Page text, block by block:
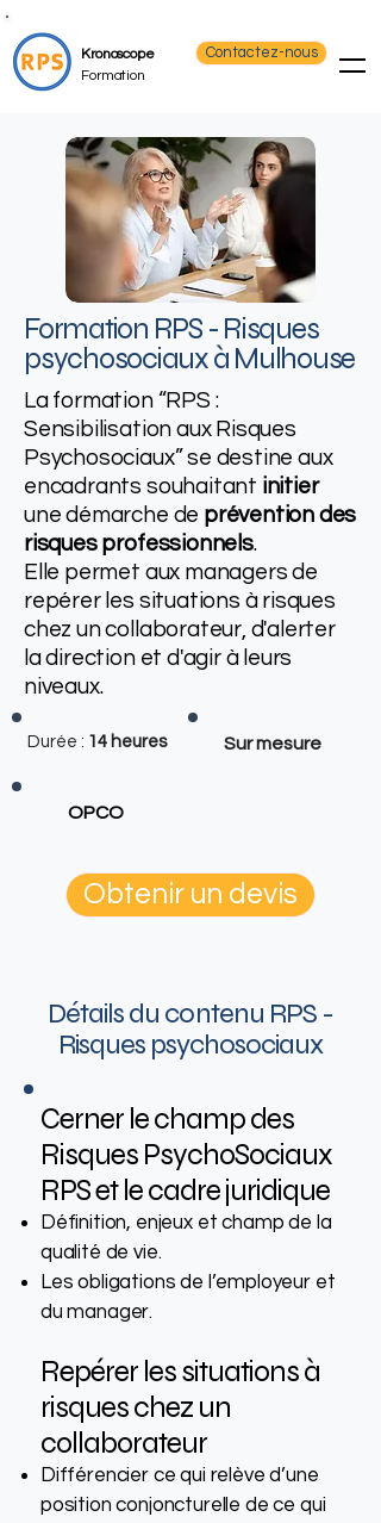
Kronoscope
Formation
Contactez-nous
Formation RPS - Risques
psychosociaux​ à Mulhouse
La formation “RPS :
Sensibilisation aux Risques
Psychosociaux” se destine aux
encadrants souhaitant initier
une démarche de prévention des
risques professionnels.
Elle permet aux managers de
repérer les situations à risques
chez un collaborateur, d'alerter
la direction et d'agir à leurs
niveaux.
Durée : 14 heures Sur mesure
OPCO
Obtenir un devis
Détails du contenu RPS -
Risques psychosociaux​
Cerner le champ des
Risques PsychoSociaux
RPS et le cadre juridique
Définition, enjeux et champ de la
qualité de vie.
Les obligations de l’employeur et
du manager.
Repérer les situations à
risques chez un
collaborateur
Différencier ce qui relève d’une
position conjoncturelle de ce qui